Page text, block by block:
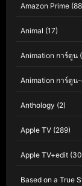
Amazon Prime
Animal (17)
Animation การ์ตูน
Animation การ์ตูน
Anthology (2)
Apple TV (289)
Apple TV+edit
Based on a True